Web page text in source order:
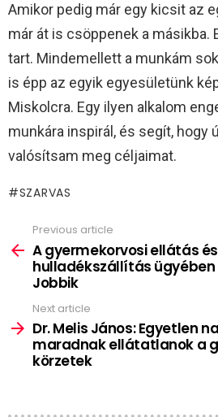
Amikor pedig már egy kicsit az
már át is csöppenek a másikba.
tart. Mindemellett a munkám
is épp az egyik egyesületünk
Miskolcra. Egy ilyen alkalom
munkára inspirál, és segít, hogy
valósítsam meg céljaimat.
SZARVAS
more
Previous article
A gyermekorvosi ellátás
hulladékszállítás
Jobbik
Next article
Dr. Melis János: Egyetlen
maradnak ellátatlanok a
körzetek